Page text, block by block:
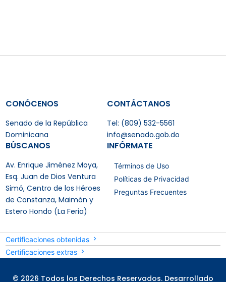
CONÓCENOS
Senado de la República
Dominicana
CONTÁCTANOS
Tel: (809) 532-5561
info@senado.gob.do
BÚSCANOS
Av. Enrique Jiménez Moya,
Esq. Juan de Dios Ventura
Simó, Centro de los Héroes
de Constanza, Maimón y
Estero Hondo (La Feria)
INFÓRMATE
Términos de Uso
Políticas de Privacidad
Preguntas Frecuentes
Certificaciones obtenidas
Certificaciones extras
© 2026 Todos los Derechos Reservados. Desarrollado